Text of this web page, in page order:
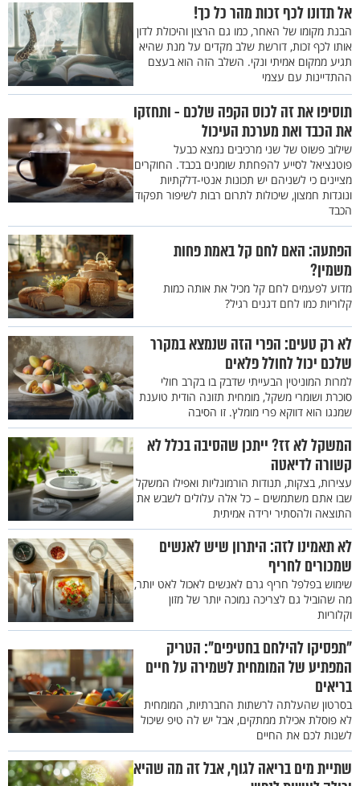
אל תדונו לכף זכות מהר כל כך!
הבנת מקומו של האחר, כמו גם הרצון והיכולת לדון
אותו לכף זכות, דורשת שלב מקדים על מנת שהיא
תגיע ממקום אמיתי ונקי. השלב הזה הוא בעצם
ההתדיינות עם עצמי
תוסיפו את זה לכוס הקפה שלכם - ותחזקו
את הכבד ואת מערכת העיכול
שילוב פשוט של שני מרכיבים נמצא כבעל
פוטנציאל לסייע להפחתת שומנים בכבד. החוקרים
מציינים כי לשניהם יש תכונות אנטי-דלקתיות
ונוגדות חמצון, שיכולות לתרום רבות לשיפור תפקוד
הכבד
הפתעה: האם לחם קל באמת פחות
משמין?
מדוע לפעמים לחם קל מכיל את אותה כמות
קלוריות כמו לחם דגנים רגיל?
לא רק טעים: הפרי הזה שנמצא במקרר
שלכם יכול לחולל פלאים
למרות המוניטין הבעייתי שדבק בו בקרב חולי
סוכרת ושומרי משקל, מומחית תזונה הודית טוענת
שמנגו הוא דווקא פרי מומלץ. זו הסיבה
המשקל לא זז? ייתכן שהסיבה בכלל לא
קשורה לדיאטה
עצירות, בצקות, תנודות הורמונליות ואפילו המשקל
שבו אתם משתמשים – כל אלה עלולים לשבש את
התוצאה ולהסתיר ירידה אמיתית
לא תאמינו לזה: היתרון שיש לאנשים
שמכורים לחריף
שימוש בפלפל חריף גרם לאנשים לאכול לאט יותר,
מה שהוביל גם לצריכה נמוכה יותר של מזון
וקלוריות
"תפסיקו להילחם בחטיפים": הטריק
המפתיע של המומחית לשמירה על חיים
בריאים
בסרטון שהעלתה לרשתות החברתיות, המומחית
לא פוסלת אכילת ממתקים, אבל יש לה טיפ שיכול
לשנות לכם את החיים
שתיית מים בריאה לגוף, אבל זה מה שהיא